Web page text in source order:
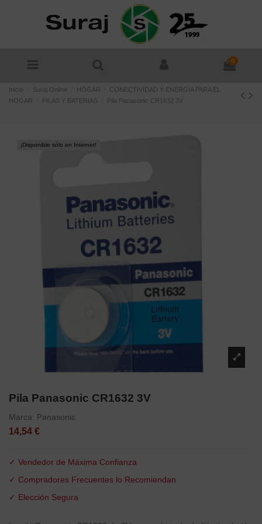
0
Inicio Suraj Online HOGAR
CONECTIVIDAD Y ENERGIA PARA EL
HOGAR
PILAS Y BATERIAS Pila Panasonic CR1632 3V
¡Disponible sólo en Internet!
Pila Panasonic CR1632 3V
Marca: Panasonic
14,54 €
✓ Vendedor de Máxima Confianza
✓ Compradores Frecuentes lo Recomiendan
✓ Elección Segura